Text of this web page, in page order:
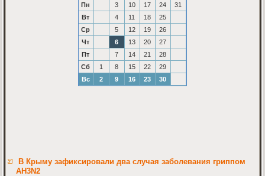
Пн 3 10 17 24
31
Вт
4 11 18
25
Ср
5 12 19
26
Чт
6 13 20
27
Пт
7 14 21
28
Сб
1 8 15 22
29
Вс
2 9 16 23 30
В Крыму зафиксировали два случая заболевания гриппом
АH3N2